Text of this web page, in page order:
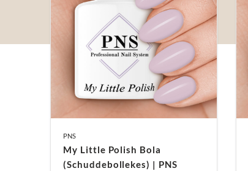
PNS
My Little Polish Bola
(Schuddebollekes) | PNS